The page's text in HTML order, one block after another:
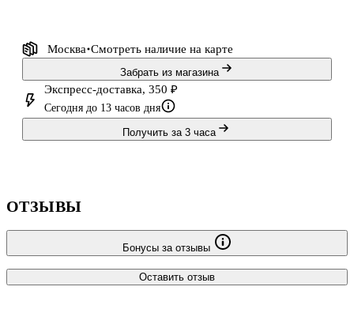
Москва Смотреть наличие на карте
Забрать из магазина
Экспресс-доставка, 350 ₽
Сегодня до 13 часов дня
Получить за 3 часа
ОТЗЫВЫ
Бонусы за отзывы
Оставить отзыв